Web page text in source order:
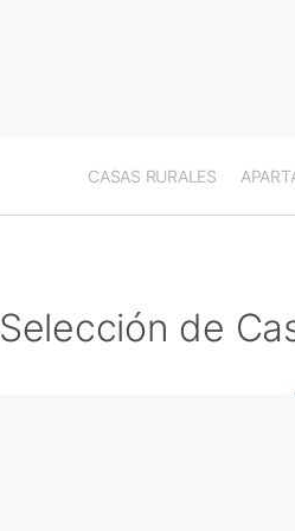
CASAS RURALES
Selección de